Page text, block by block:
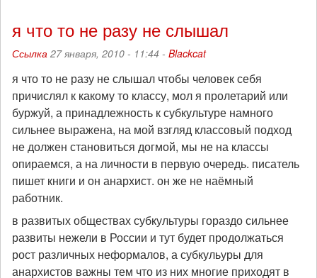
я что то не разу не слышал
Ссылка 27 января, 2010 - 11:44 - Blackcat
я что то не разу не слышал чтобы человек себя
причислял к какому то классу, мол я пролетарий или
буржуй, а принадлежность к субкультуре намного
сильнее выражена, на мой взгляд классовый подход
не должен становиться догмой, мы не на классы
опираемся, а на личности в первую очередь. писатель
пишет книги и он анархист. он же не наёмный
работник.
в развитых обществах субкультуры гораздо сильнее
развиты нежели в России и тут будет продолжаться
рост различных неформалов, а субкульуры для
анархистов важны тем что из них многие приходят в